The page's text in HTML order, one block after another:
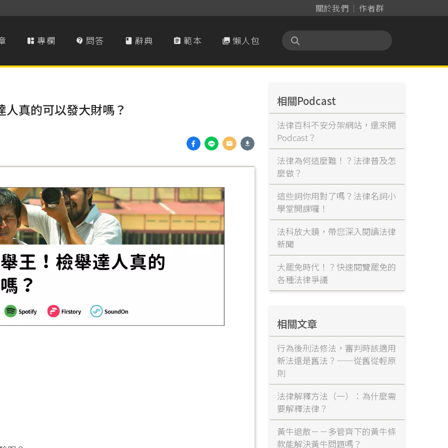
關於我們 作者群
 專欄  問答  辭典  範本  懶人包
真的可以發大財嗎？ 相關Podcast
法律百科不安分架網站，還來開
Podcast？
法律為何這麼難！？法律普及怎
麼做？
這些詞你用對了嗎？法律名詞小
學堂開課囉！
法科放大鏡，帶您深入閱讀法律
新聞
大罷免時代！？快速閱覽罷免的
各種法律爭議
相關文章
行為後刑法修法，審判時該適用
新法還是舊法？——從舊從輕原
則
法律解釋方法（一）：為什麼需
要解釋法律？
黃牛退散－－多管齊下的黃牛條
款能解決黃牛問題嗎？